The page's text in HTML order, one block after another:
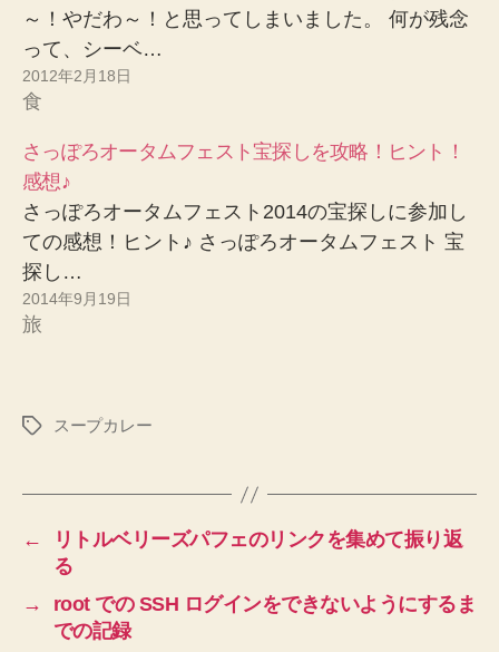
～！やだわ～！と思ってしまいました。 何が残念
って、シーベ…
2012年2月18日
食
さっぽろオータムフェスト宝探しを攻略！ヒント！
感想♪
さっぽろオータムフェスト2014の宝探しに参加し
ての感想！ヒント♪ さっぽろオータムフェスト 宝
探し…
2014年9月19日
旅
タ
スープカレー
←
リトルベリーズパフェのリンクを集めて振り返
る
→
root での SSH ログインをできないようにするま
での記録